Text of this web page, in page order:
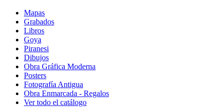
Mapas
Grabados
Libros
Goya
Piranesi
Dibujos
Obra Gráfica Moderna
Posters
Fotografía Antigua
Obra Enmarcada - Regalos
Ver todo el catálogo